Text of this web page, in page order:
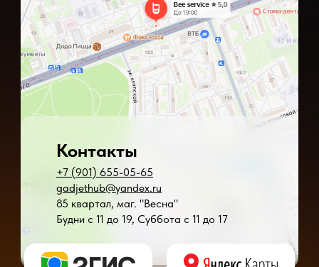
+7 (901) 655-05-65
gadjethub@yandex.ru
85 квартал, маг. "Весна"
Будни с 11 до 19, Суббота с 11 до 17
Контакты
* - время ремонта может меняться в зависимости от модели устройства и